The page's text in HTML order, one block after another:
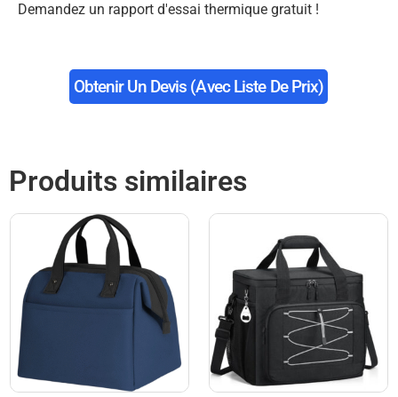
Demandez un rapport d'essai thermique gratuit !
Obtenir Un Devis (avec Liste De Prix)
Produits similaires